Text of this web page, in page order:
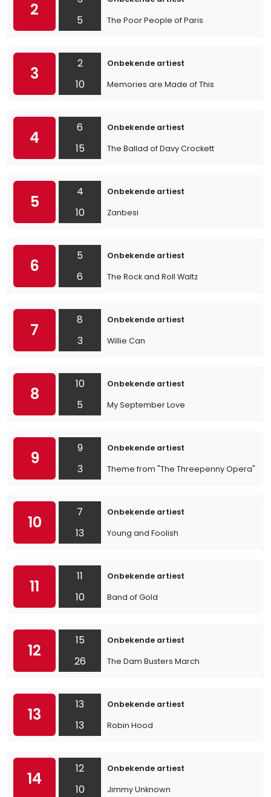
2
5
The Poor People of Paris
3
2
10
Onbekende artiest
Memories are Made of This
4
6
15
Onbekende artiest
The Ballad of Davy Crockett
5
4
10
Onbekende artiest
Zanbesi
6
5
6
Onbekende artiest
The Rock and Roll Waltz
7
8
3
Onbekende artiest
Willie Can
8
10
5
Onbekende artiest
My September Love
9
9
3
Onbekende artiest
Theme from "The Threepenny Opera"
10
7
13
Onbekende artiest
Young and Foolish
11
11
10
Onbekende artiest
Band of Gold
12
15
26
Onbekende artiest
The Dam Busters March
13
13
13
Onbekende artiest
Robin Hood
14
12
10
Onbekende artiest
Jimmy Unknown